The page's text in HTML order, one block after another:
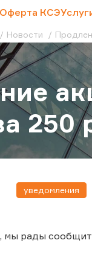
Оферта КСЭ
Новости
250
уведомления
рады